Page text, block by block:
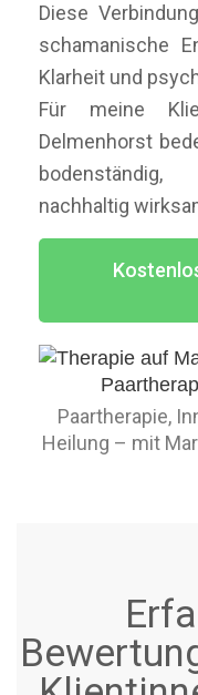
Diese
schamanische
Klarheit und
Für meine
Delmenhorst
nachhaltig
Paartherapie,
Heilung – mit